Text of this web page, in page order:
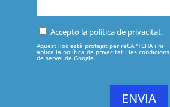
Accepto la política de privacitat.
Aquest lloc està protegit per reCAPTCHA i hi
aplica lapolítica de privacitat i lescondicions
de serveide Google.